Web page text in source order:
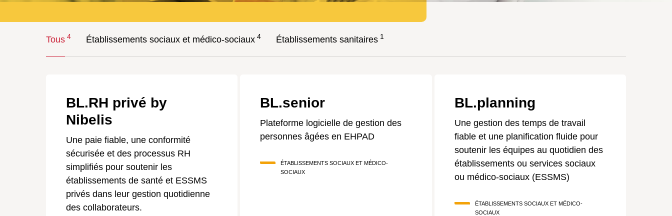
Tous 4 Établissements sociaux et médico-sociaux 4 Établissements sanitaires 1
BL.RH privé by
Nibelis
Une paie fiable, une conformité
sécurisée et des processus RH
simplifiés pour soutenir les
établissements de santé et ESSMS
privés dans leur gestion quotidienne
des collaborateurs.
BL.senior
Plateforme logicielle de gestion des
personnes âgées en EHPAD
ÉTABLISSEMENTS SOCIAUX ET MÉDICO-
SOCIAUX
BL.planning
Une gestion des temps de travail
fiable et une planification fluide pour
soutenir les équipes au quotidien des
établissements ou services sociaux
ou médico-sociaux (ESSMS)
ÉTABLISSEMENTS SOCIAUX ET MÉDICO-
SOCIAUX